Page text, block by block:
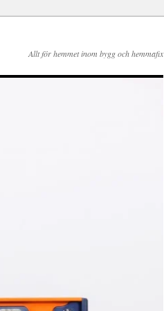
Allt för hemmet inom bygg och hemmafix